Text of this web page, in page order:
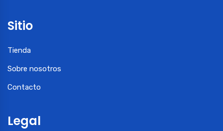
Sitio
Tienda
Sobre nosotros
Contacto
Legal